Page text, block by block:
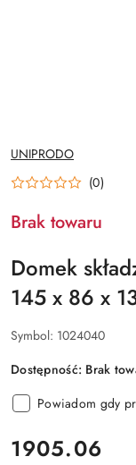
NAZWA
PRODUCENTA:
UNIPRODO
(0)
Brak towaru
Domek
145 x 86 x
Symbol: 1024040
Dostępność: Brak
Powiadom gdy
cena:
1905.06